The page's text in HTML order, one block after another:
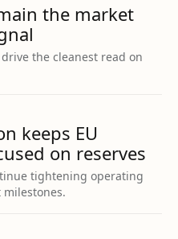
the market
the cleanest read on
keeps EU
on reserves
tightening operating